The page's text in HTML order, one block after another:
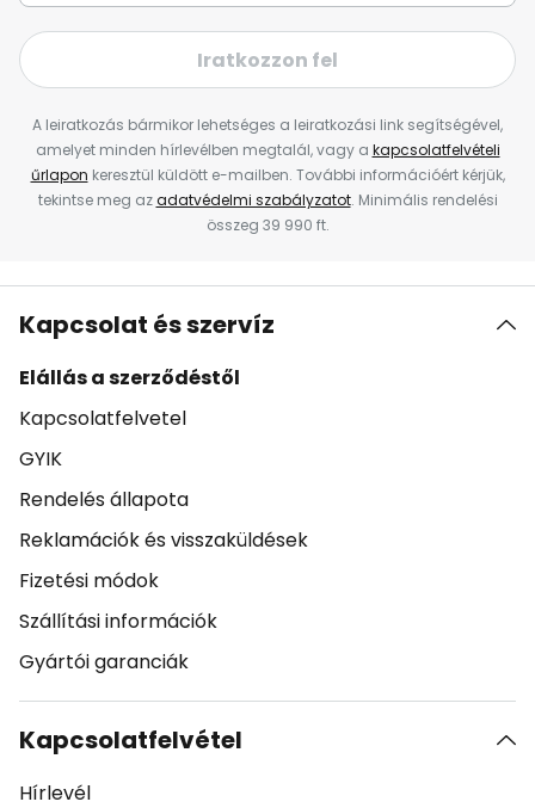
Iratkozzon fel
A leiratkozás bármikor lehetséges a leiratkozási link segítségével,
amelyet minden hírlevélben megtalál, vagy a kapcsolatfelvételi
űrlapon keresztül küldött e-mailben. További információért kérjük,
tekintse meg azadatvédelmi szabályzatot. Minimális rendelési
összeg 39 990 ft.
Kapcsolat és szervíz
Elállás a szerződéstől
Kapcsolatfelvetel
GYIK
Rendelés állapota
Reklamációk és visszaküldések
Fizetési módok
Szállítási információk
Gyártói garanciák
Kapcsolatfelvétel
Hírlevél